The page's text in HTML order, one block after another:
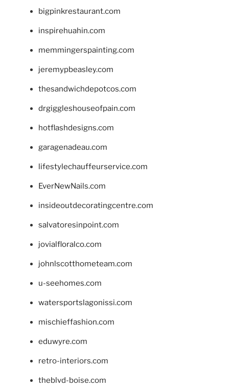
bigpinkrestaurant.com
inspirehuahin.com
memmingerspainting.com
jeremypbeasley.com
thesandwichdepotcos.com
drgiggleshouseofpain.com
hotflashdesigns.com
garagenadeau.com
lifestylechauffeurservice.com
EverNewNails.com
insideoutdecoratingcentre.com
salvatoresinpoint.com
jovialfloralco.com
johnlscotthometeam.com
u-seehomes.com
watersportslagonissi.com
mischieffashion.com
eduwyre.com
retro-interiors.com
theblvd-boise.com